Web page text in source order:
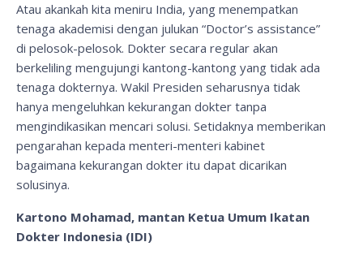
Atau akankah kita meniru India, yang menempatkan
tenaga akademisi dengan julukan “Doctor’s assistance”
di pelosok-pelosok. Dokter secara regular akan
berkeliling mengujungi kantong-kantong yang tidak ada
tenaga dokternya. Wakil Presiden seharusnya tidak
hanya mengeluhkan kekurangan dokter tanpa
mengindikasikan mencari solusi. Setidaknya memberikan
pengarahan kepada menteri-menteri kabinet
bagaimana kekurangan dokter itu dapat dicarikan
solusinya.
Kartono Mohamad, mantan Ketua Umum Ikatan
Dokter Indonesia (IDI)